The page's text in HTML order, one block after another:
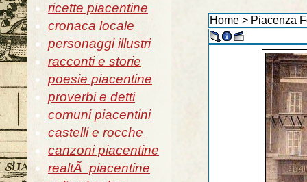
ricette piacentine
cronaca locale
personaggi illustri
racconti e storie
poesie piacentine
proverbi e detti
comuni piacentini
castelli e rocche
canzoni piacentine
realtÃ piacentine
Home> Piacenza